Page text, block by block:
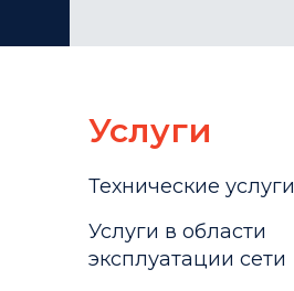
Услуги
Технические услуги
Услуги в области
эксплуатации сети